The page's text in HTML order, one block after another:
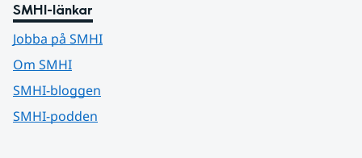
SMHI-länkar
Jobba på SMHI
Om SMHI
SMHI-bloggen
SMHI-podden